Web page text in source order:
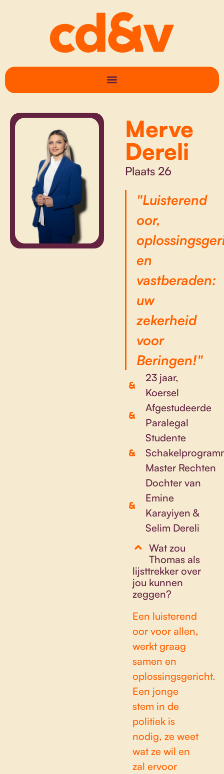
Merve
Dereli
Plaats 26
"Luisterend
oor,
en
vastberaden:
uw
zekerheid
voor
Beringen!"
23 jaar,
Koersel
Afgestudeerde
Paralegal
Studente
Master Rechten
Dochter van
Emine
Karayiyen &
Selim Dereli
Wat zou
Thomas als
lijsttrekker over
jou kunnen
zeggen?
Een luisterend
oor voor allen,
werkt graag
samen en
oplossingsgericht.
Een jonge
stem in de
politiek is
nodig, ze weet
wat ze wil en
zal ervoor